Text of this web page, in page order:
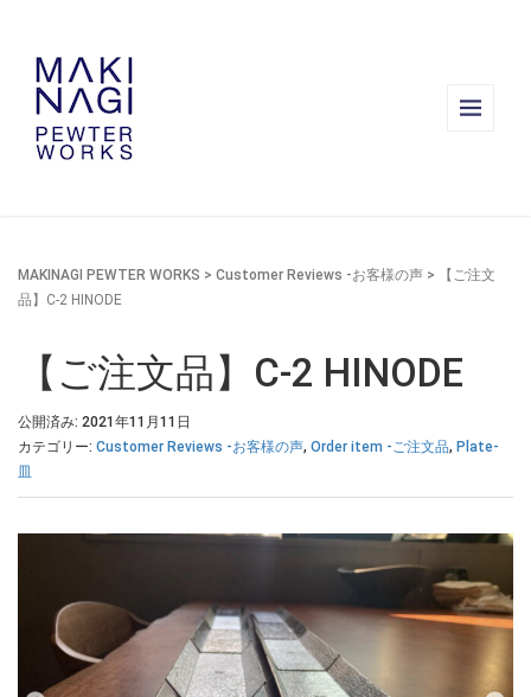
MAKINAGI PEWTER WORKS > Customer Reviews -お客様の声 >
【ご注文
品】C-2 HINODE
【ご注文品】C-2 HINODE
公開済み: 2021年11月11日
カテゴリー: Customer Reviews -お客様の声, Order item -ご注文品, Plate-
皿